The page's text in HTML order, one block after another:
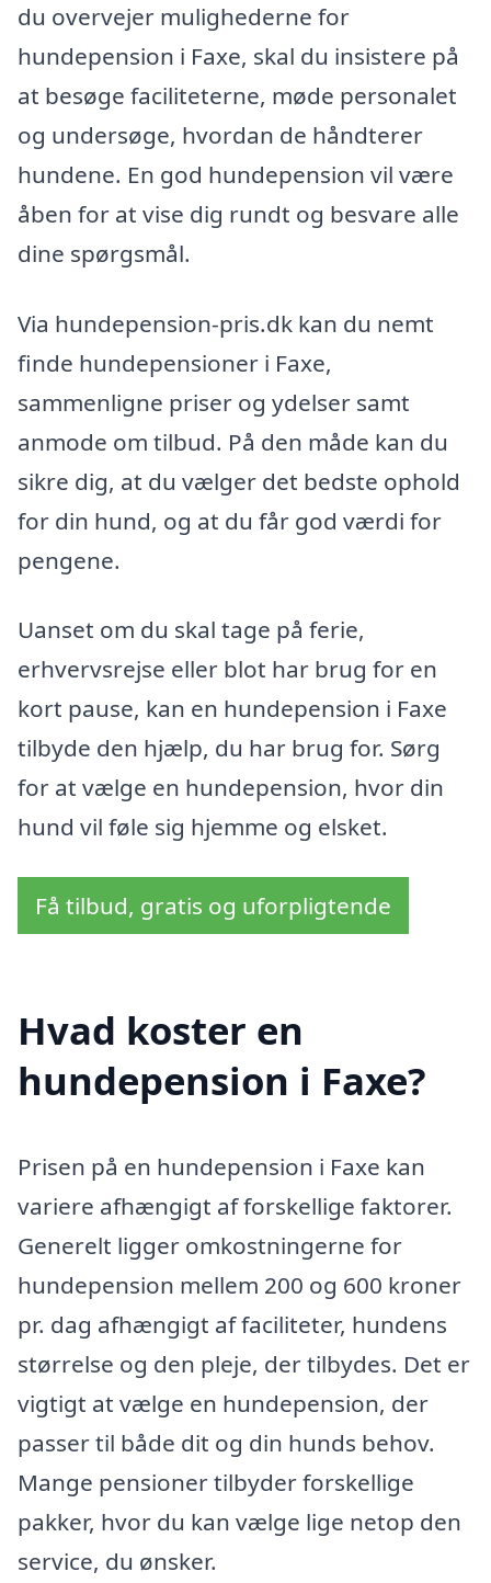
du overvejer mulighederne for
hundepension i Faxe, skal du insistere på
at besøge faciliteterne, møde personalet
og undersøge, hvordan de håndterer
hundene. En god hundepension vil være
åben for at vise dig rundt og besvare alle
dine spørgsmål.
Via hundepension-pris.dk kan du nemt
finde hundepensioner i Faxe,
sammenligne priser og ydelser samt
anmode om tilbud. På den måde kan du
sikre dig, at du vælger det bedste ophold
for din hund, og at du får god værdi for
pengene.
Uanset om du skal tage på ferie,
erhvervsrejse eller blot har brug for en
kort pause, kan en hundepension i Faxe
tilbyde den hjælp, du har brug for. Sørg
for at vælge en hundepension, hvor din
hund vil føle sig hjemme og elsket.
Få tilbud, gratis og uforpligtende
Hvad koster en
hundepension i Faxe?
Prisen på en hundepension i Faxe kan
variere afhængigt af forskellige faktorer.
Generelt ligger omkostningerne for
hundepension mellem 200 og 600 kroner
pr. dag afhængigt af faciliteter, hundens
størrelse og den pleje, der tilbydes. Det er
vigtigt at vælge en hundepension, der
passer til både dit og din hunds behov.
Mange pensioner tilbyder forskellige
pakker, hvor du kan vælge lige netop den
service, du ønsker.